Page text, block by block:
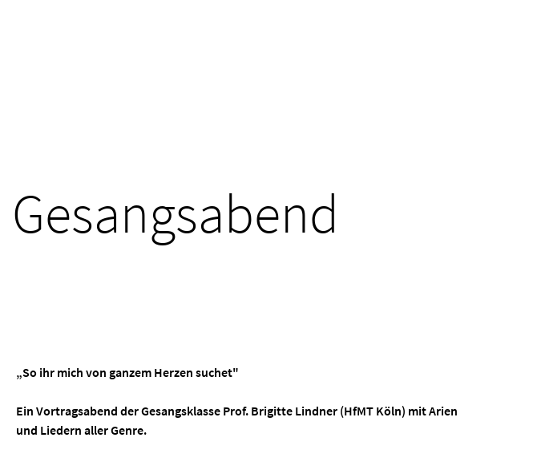
Gesangsabend
„So ihr mich von ganzem Herzen suchet"
Ein Vortragsabend der Gesangsklasse Prof. Brigitte Lindner (HfMT Köln) mit Arien
und Liedern aller Genre.